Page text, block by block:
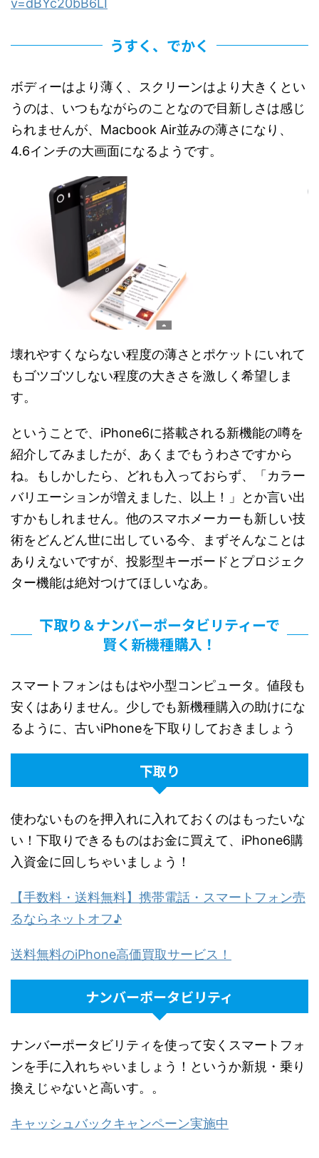
v=dBYc20bB6LI
うすく、でかく
ボディーはより薄く、スクリーンはより大きくとい
うのは、いつもながらのことなので目新しさは感じ
られませんが、Macbook Air並みの薄さになり、
4.6インチの大画面になるようです。
壊れやすくならない程度の薄さとポケットにいれて
もゴツゴツしない程度の大きさを激しく希望しま
す。
ということで、iPhone6に搭載される新機能の噂を
紹介してみましたが、あくまでもうわさですから
ね。もしかしたら、どれも入っておらず、「カラー
バリエーションが増えました、以上！」とか言い出
すかもしれません。他のスマホメーカーも新しい技
術をどんどん世に出している今、まずそんなことは
ありえないですが、投影型キーボードとプロジェク
ター機能は絶対つけてほしいなあ。
下取り＆ナンバーポータビリティーで
賢く新機種購入！
スマートフォンはもはや小型コンピュータ。値段も
安くはありません。少しでも新機種購入の助けにな
るように、古いiPhoneを下取りしておきましょう
下取り
使わないものを押入れに入れておくのはもったいな
い！下取りできるものはお金に買えて、iPhone6購
入資金に回しちゃいましょう！
【手数料・送料無料】携帯電話・スマートフォン売
るならネットオフ♪
送料無料のiPhone高価買取サービス！
ナンバーポータビリティ
ナンバーポータビリティを使って安くスマートフォ
ンを手に入れちゃいましょう！というか新規・乗り
換えじゃないと高いす。。
キャッシュバックキャンペーン実施中